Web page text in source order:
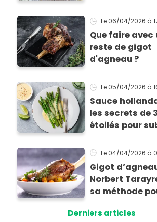
!
Le 06/04/2026 à
Que faire avec
reste de gigot
d'agneau ?
Le 05/04/2026 à
Sauce
les secrets de
étoilés pour
Le 04/04/2026 à
Gigot
Norbert
sa méthode
fondante et bien
Derniers articles